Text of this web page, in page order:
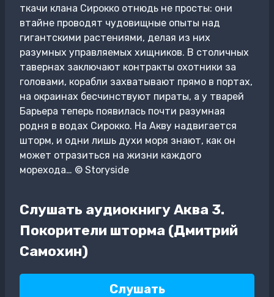
ткачи клана Сирокко отнюдь не просты: они
втайне проводят чудовищные опыты над
гигантскими растениями, делая из них
разумных управляемых хищников. В столичных
тавернах заключают контракты охотники за
головами, корабли захватывают прямо в портах,
на окраинах бесчинствуют пираты, а у тварей
Барьера теперь появилась почти разумная
родня в водах Сирокко. На Акву надвигается
шторм, и одни лишь духи моря знают, как он
может отразиться на жизни каждого
морехода… © Storysidе
Слушать аудиокнигу Аква 3.
Покорители шторма (Дмитрий
Самохин)
Слушать